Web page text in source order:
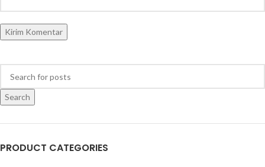
Search
PRODUCT CATEGORIES